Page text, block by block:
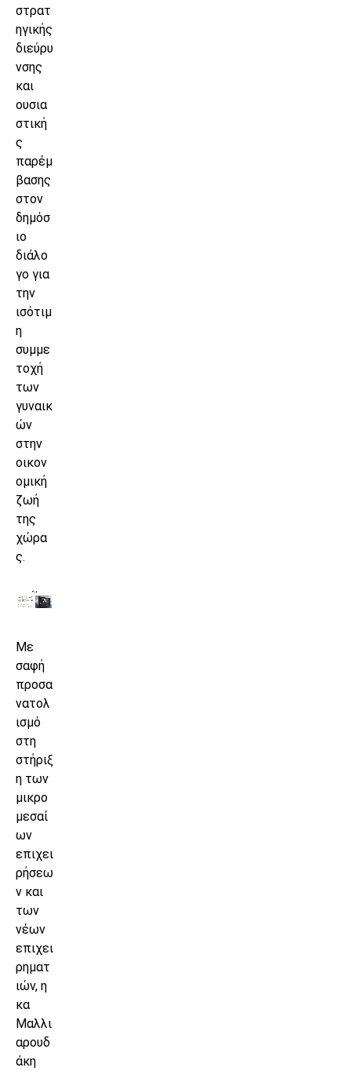
στρατ
ηγικής
διεύρυ
νσης
και
ουσια
στική
ς
παρέμ
βασης
στον
δημόσ
ιο
διάλο
γο για
την
ισότιμ
η
συμμε
τοχή
των
γυναικ
ών
στην
οικον
ομική
ζωή
της
χώρα
ς.
Με
σαφή
προσα
νατολ
ισμό
στη
στήριξ
η των
μικρο
μεσαί
ων
επιχει
ρήσεω
ν και
των
νέων
επιχει
ρηματ
ιών, η
κα
Μαλλι
αρουδ
άκη